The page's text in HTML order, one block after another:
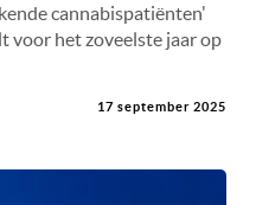
cannabispatiënten'
voor het zoveelste jaar op
17 september 2025